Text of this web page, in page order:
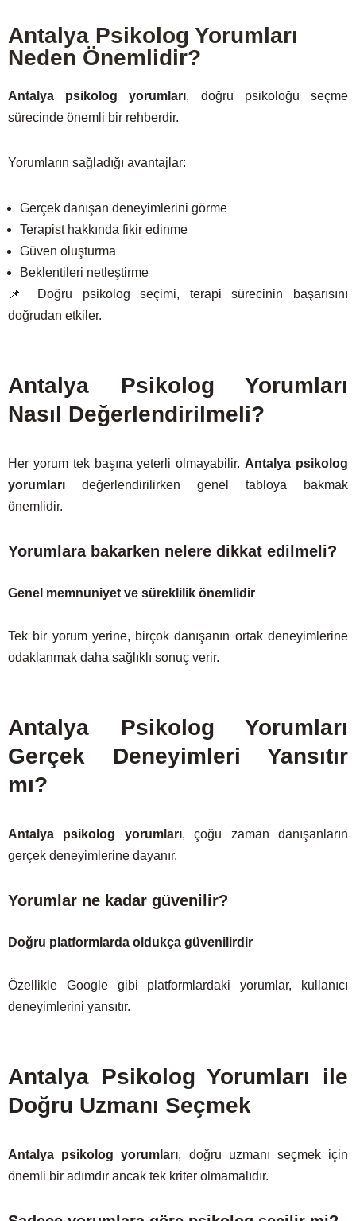
Antalya Psikolog Yorumları
Neden Önemlidir?
Antalya psikolog yorumları, doğru psikoloğu seçme
sürecinde önemli bir rehberdir.
Yorumların sağladığı avantajlar:
Gerçek danışan deneyimlerini görme
Terapist hakkında fikir edinme
Güven oluşturma
Beklentileri netleştirme
📌 Doğru psikolog seçimi, terapi sürecinin başarısını
doğrudan etkiler.
Antalya Psikolog Yorumları
Nasıl Değerlendirilmeli?
Her yorum tek başına yeterli olmayabilir. Antalya psikolog
yorumları değerlendirilirken genel tabloya bakmak
önemlidir.
Yorumlara bakarken nelere dikkat edilmeli?
Genel memnuniyet ve süreklilik önemlidir
Tek bir yorum yerine, birçok danışanın ortak deneyimlerine
odaklanmak daha sağlıklı sonuç verir.
Antalya Psikolog Yorumları
Gerçek Deneyimleri Yansıtır
mı?
Antalya psikolog yorumları, çoğu zaman danışanların
gerçek deneyimlerine dayanır.
Yorumlar ne kadar güvenilir?
Doğru platformlarda oldukça güvenilirdir
Özellikle Google gibi platformlardaki yorumlar, kullanıcı
deneyimlerini yansıtır.
Antalya Psikolog Yorumları ile
Doğru Uzmanı Seçmek
Antalya psikolog yorumları, doğru uzmanı seçmek için
önemli bir adımdır ancak tek kriter olmamalıdır.